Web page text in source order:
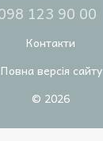
123 90 00
Контакти
Повна версія сайту
© 2026